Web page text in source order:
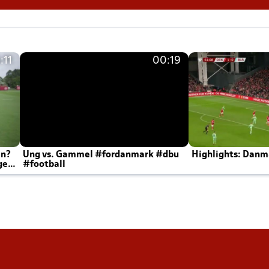
00:19
Ung vs. Gammel #fordanmark #dbu
#football
Highlights: